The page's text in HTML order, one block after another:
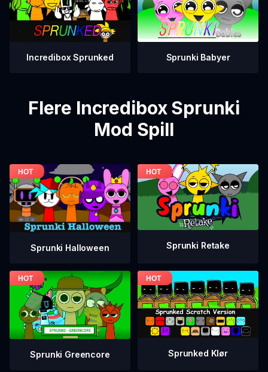
Incredibox Sprunked Sprunki Babyer
Flere Incredibox Sprunki
Mod Spill
Sprunki Halloween Sprunki Retake
Sprunki Greencore Sprunked Klør